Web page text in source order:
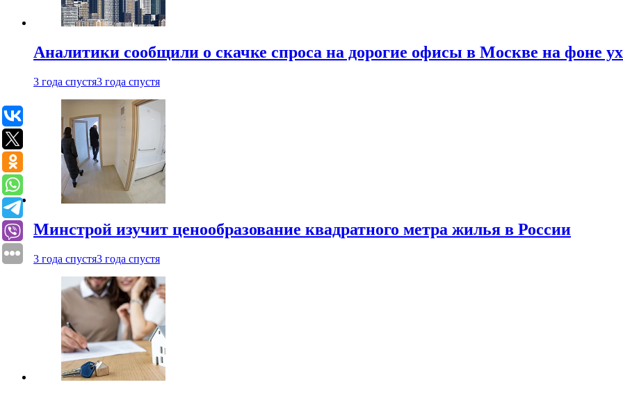
Аналитики сообщили о скачке спроса на дорогие офисы в Москве на фоне
3 года спустя3 года спустя
Минстрой изучит ценообразование квадратного метра жилья в России
3 года спустя3 года спустя